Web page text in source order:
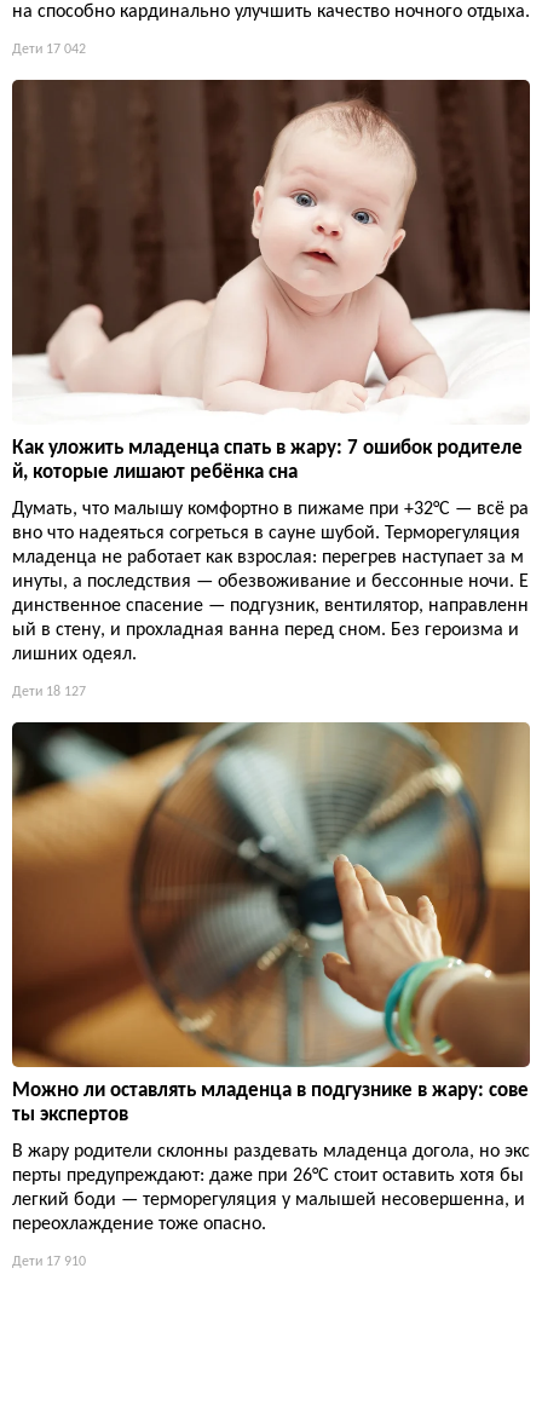
на способно кардинально улучшить качество ночного отдыха.
Дети 17 042
Как уложить младенца спать в жару: 7 ошибок родителе
й, которые лишают ребёнка сна
Думать, что малышу комфортно в пижаме при +32°C — всё ра
вно что надеяться согреться в сауне шубой. Терморегуляция
младенца не работает как взрослая: перегрев наступает за м
инуты, а последствия — обезвоживание и бессонные ночи. Е
динственное спасение — подгузник, вентилятор, направленн
ый в стену, и прохладная ванна перед сном. Без героизма и
лишних одеял.
Дети 18 127
Можно ли оставлять младенца в подгузнике в жару: сове
ты экспертов
В жару родители склонны раздевать младенца догола, но экс
перты предупреждают: даже при 26°C стоит оставить хотя бы
легкий боди — терморегуляция у малышей несовершенна, и
переохлаждение тоже опасно.
Дети 17 910